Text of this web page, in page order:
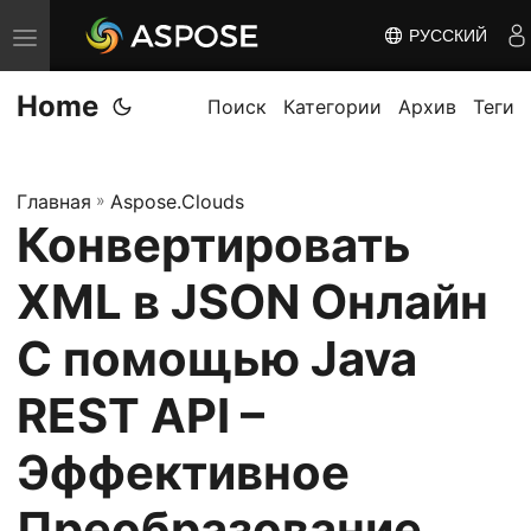
П
е
р
л
ю
и
т
ь
н
а
в
РУССКИЙ
Home Поиск Категории Архив Теги
Главная » Aspose.Clouds
Конвертировать
XML в JSON Онлайн
С помощью Java
REST API –
Эффективное